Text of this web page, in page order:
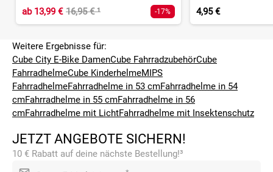
ab13,99 € 16,95 €¹ -17%
4,95 €
Weitere Ergebnisse für:
Cube City E-Bike DamenCube FahrradzubehörCube
FahrradhelmeCube KinderhelmeMIPS
FahrradhelmeFahrradhelme in 53 cmFahrradhelme in 54
cmFahrradhelme in 55 cmFahrradhelme in 56
cmFahrradhelme mit LichtFahrradhelme mit Insektenschutz
JETZT ANGEBOTE SICHERN!
10 € Rabatt auf deine nächste Bestellung!³